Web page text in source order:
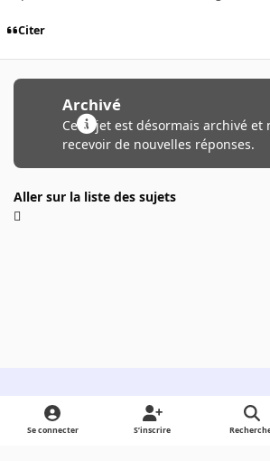
Citer
Archivé
Ce sujet est désormais archivé et
recevoir de nouvelles réponses.
Aller sur la liste des sujets
Light ModeDark ModeSystem Preference
Se connecter S’inscrire